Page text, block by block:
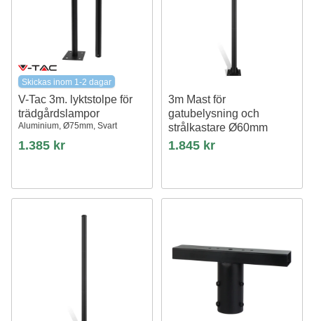
Skickas inom 1-2 dagar
V-Tac 3m. lyktstolpe för
trädgårdslampor
Aluminium, Ø75mm, Svart
1.385 kr
3m Mast för
gatubelysning och
strålkastare Ø60mm
Svart, förlängningsbar
1.845 kr